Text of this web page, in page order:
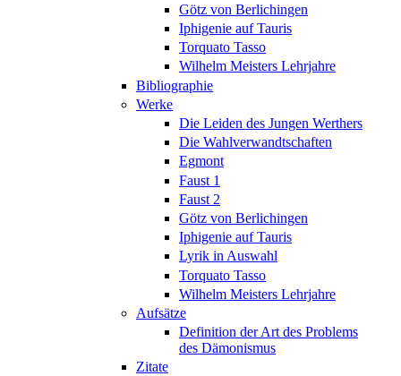
Götz von Berlichingen
Iphigenie auf Tauris
Torquato Tasso
Wilhelm Meisters Lehrjahre
Bibliographie
Werke
Die Leiden des Jungen Werthers
Die Wahlverwandtschaften
Egmont
Faust 1
Faust 2
Götz von Berlichingen
Iphigenie auf Tauris
Lyrik in Auswahl
Torquato Tasso
Wilhelm Meisters Lehrjahre
Aufsätze
Definition der Art des Problems
des Dämonismus
Zitate